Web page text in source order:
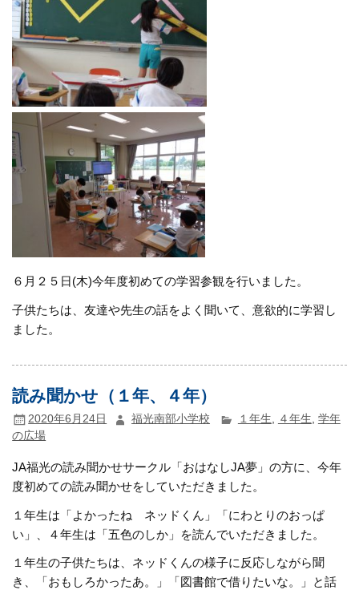
６月２５日(木)今年度初めての学習参観を行いました。
子供たちは、友達や先生の話をよく聞いて、意欲的に学習し
ました。
読み聞かせ（１年、４年）
2020年6月24日 福光南部小学校 １年生, ４年生, 学年
の広場
JA福光の読み聞かせサークル「おはなしJA夢」の方に、今年
度初めての読み聞かせをしていただきました。
１年生は「よかったね ネッドくん」「にわとりのおっぱ
い」、４年生は「五色のしか」を読んでいただきました。
１年生の子供たちは、ネッドくんの様子に反応しながら聞
き、「おもしろかったあ。」「図書館で借りたいな。」と話